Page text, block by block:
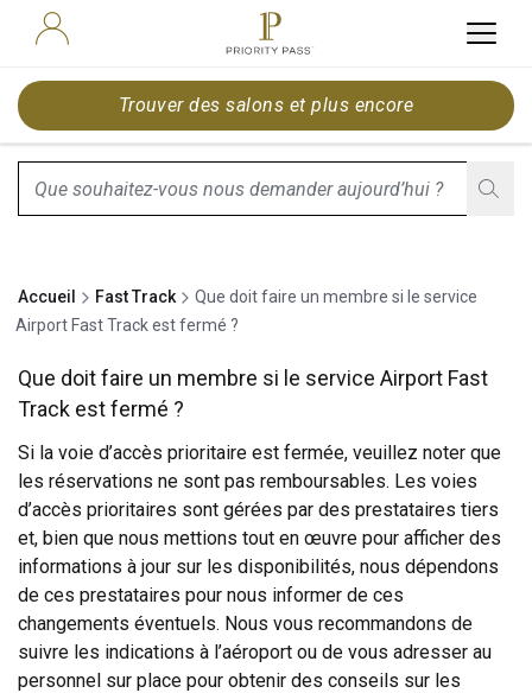
Trouver des salons et plus encore
Accueil Fast Track
Que doit faire un membre si le service
Airport Fast Track est fermé ?
Que doit faire un membre si le service Airport Fast
Track est fermé ?
Si la voie d’accès prioritaire est fermée, veuillez noter que
les réservations ne sont pas remboursables. Les voies
d’accès prioritaires sont gérées par des prestataires tiers
et, bien que nous mettions tout en œuvre pour afficher des
informations à jour sur les disponibilités, nous dépendons
de ces prestataires pour nous informer de ces
changements éventuels. Nous vous recommandons de
suivre les indications à l’aéroport ou de vous adresser au
personnel sur place pour obtenir des conseils sur les